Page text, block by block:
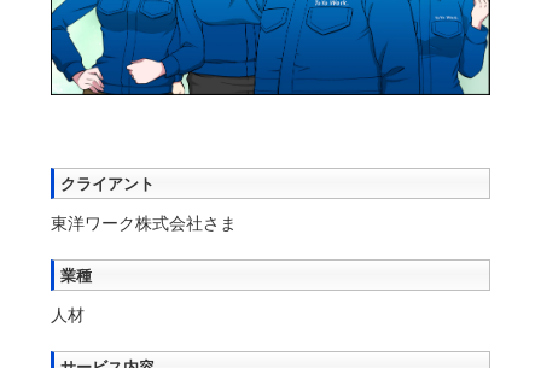
クライアント
東洋ワーク株式会社さま
業種
人材